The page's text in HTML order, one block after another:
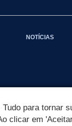
NOTÍCIAS
para tornar
clicar em